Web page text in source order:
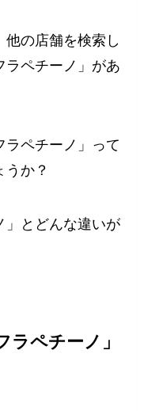
他の店舗を検索し
ラペチーノ」があ
ラペチーノ」って
か？
」とどんな違いが
ラペチーノ」